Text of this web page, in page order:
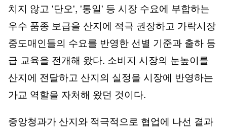
치지 않고 '단오', '통일' 등 시장 수요에 부합하는
우수 품종 보급을 산지에 적극 권장하고 가락시장
중도매인들의 수요를 반영한 선별 기준과 출하 등
급 교육을 전개해 왔다. 소비지 시장의 눈높이를
산지에 전달하고 산지의 실정을 시장에 반영하는
가교 역할을 자처해 왔던 것이다.
중앙청과가 산지와 적극적으로 협업에 나선 결과